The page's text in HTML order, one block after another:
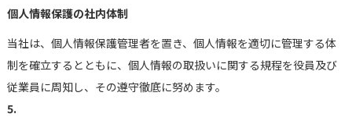
個人情報保護の社内体制
当社は、個人情報保護管理者を置き、個人情報を適切に管理する体
制を確立するとともに、個人情報の取扱いに関する規程を役員及び
従業員に周知し、その遵守徹底に努めます。
5.